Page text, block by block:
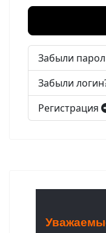
Забыли
Забыли
Регистрация